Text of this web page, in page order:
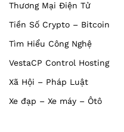
Thương Mại Điện Tử
Tiền Số Crypto – Bitcoin
Tìm Hiểu Công Nghệ
VestaCP Control Hosting
Xã Hội – Pháp Luật
Xe đạp – Xe máy – Ôtô